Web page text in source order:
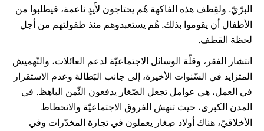
البرّيّ. ولقِطف هذه الفاكهة هُم يحتاجون لأَيدٍ ناعمة، فيطلبوا من
الأطفال أن يقوموا بذلك. هُم يستعبدوهم منذ طفولتهم من أجل
لحظة القطف.
انتشار الفقر، وقلّة الوسائل الاجتماعيّة لدعم العائلات، والتّهميش
المتزايد في السّنوات الأخيرة، إلى جانب البَطالة وعدم الاستقرار
في العمل، هي عوامل تجعل الصّغار يدفعون الثّمن الباهظ. في
المدن الكبرى، حيث تنهش الفروق الاجتماعيّة والانحطاط
الأخلاقيّ، هناك أولاد صِغار يعملون في تجارة المخدّرات وفي